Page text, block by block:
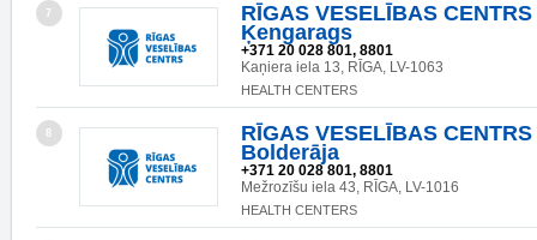
7
RĪGAS VESELĪBAS
Ķengarags
+371 20 028 801, 8801
Kaņiera iela 13, RĪGA, LV-1063
HEALTH CENTERS
8
RĪGAS VESELĪBAS
Bolderāja
+371 20 028 801, 8801
Mežrozīšu iela 43, RĪGA, LV-1016
HEALTH CENTERS